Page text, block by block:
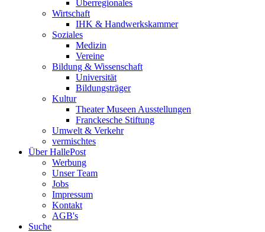
Überregionales
Wirtschaft
IHK & Handwerkskammer
Soziales
Medizin
Vereine
Bildung & Wissenschaft
Universität
Bildungsträger
Kultur
Theater Museen Ausstellungen
Franckesche Stiftung
Umwelt & Verkehr
vermischtes
Über HallePost
Werbung
Unser Team
Jobs
Impressum
Kontakt
AGB's
Suche